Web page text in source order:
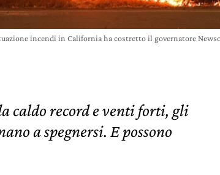
incendi in California ha costretto il governatore
caldo record e venti forti, gli
a spegnersi. E possono